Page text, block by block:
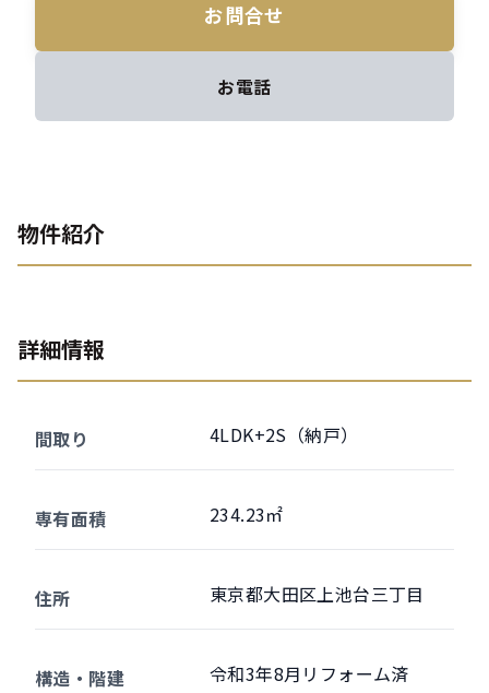
お問合せ
お電話
物件紹介
詳細情報
間取り 4LDK+2S（納戸）
専有面積 234.23㎡
住所 東京都大田区上池台三丁目
構造・階建 令和3年8月リフォーム済